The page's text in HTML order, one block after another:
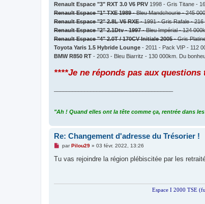
Renault Espace "3" RXT 3.0 V6 PRV 1998 - Gris Titane -
Renault Espace "1" TXE 1989- Bleu Mandchourie - 245
Renault Espace "2" 2.8L V6 RXE- 1991 - Gris Rafale -
Renault Espace "2" 2.1Dtv - 1997- Bleu Impérial - 124
Renault Espace "4" 2.0T / 170CV Initiale 2005- Gris
Toyota Yaris 1.5 Hybride Lounge - 2011 - Pack VIP - 112
BMW R850 RT - 2003 - Bleu Biarritz - 130 000km. Du
****Je ne réponds pas aux questions
"Ah ! Quand elles ont la tête comme ça, rentrée dans
Re: Changement d'adresse du Trésorier !
M
s
parPilou29» 03 févr. 2022, 13:26
Tu vas rejoindre la région plébiscitée par les
Espace I 2000 TSE